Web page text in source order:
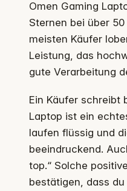
Omen Gaming
Sternen bei über
meisten Käufer
Leistung, das
gute Verarbeitung
Ein Käufer schreibt
Laptop ist ein
laufen flüssig und
beeindruckend.
top.“ Solche
bestätigen, dass